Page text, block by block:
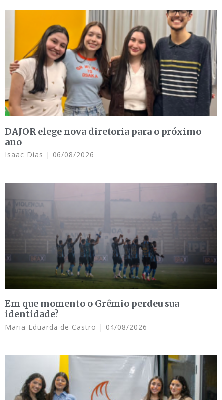
DAJOR elege nova diretoria para o próximo
ano
Isaac Dias 06/08/2026
Em que momento o Grêmio perdeu sua
identidade?
Maria Eduarda de Castro 04/08/2026